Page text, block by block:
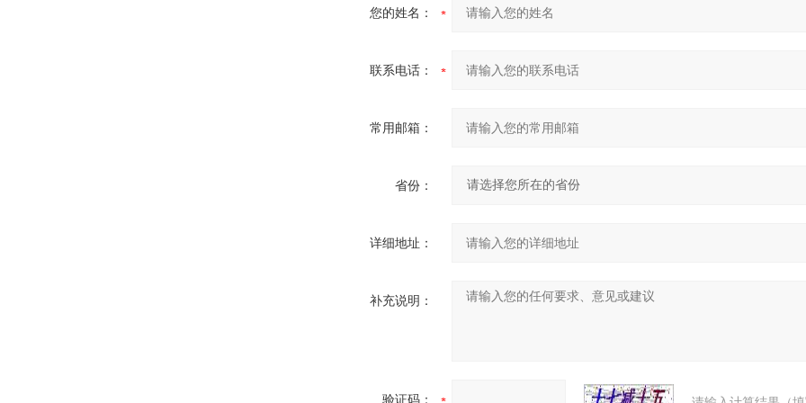
您的姓名：
联系电话：
常用邮箱：
省份：
详细地址：
补充说明：
验证码：